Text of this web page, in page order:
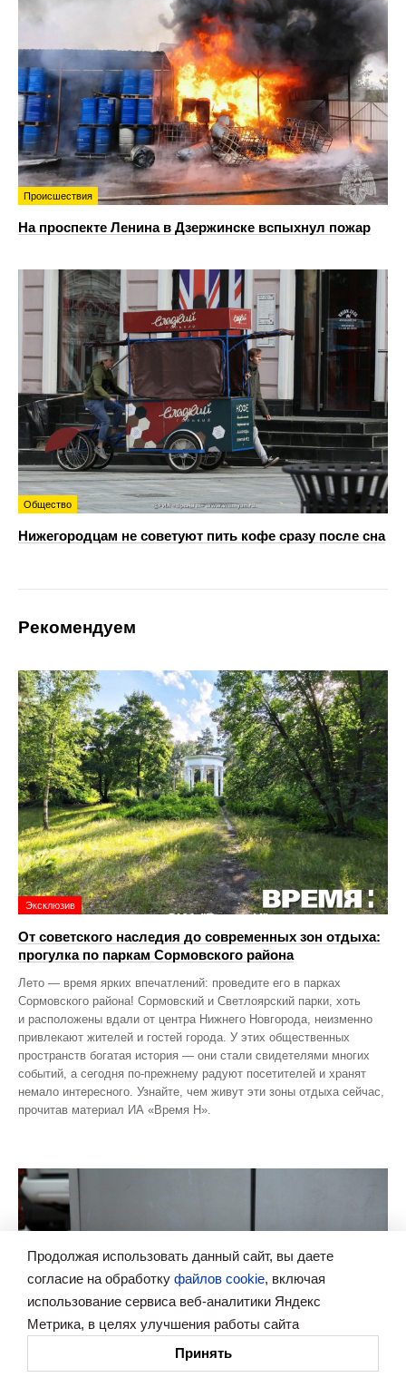
Происшествия
На проспекте Ленина в Дзержинске вспыхнул пожар
Общество
Нижегородцам не советуют пить кофе сразу после сна
Рекомендуем
Эксклюзив
От советского наследия до современных зон отдыха:
прогулка по паркам Сормовского района
Лето — время ярких впечатлений: проведите его в парках
Сормовского района! Сормовский и Светлоярский парки, хоть
и расположены вдали от центра Нижнего Новгорода, неизменно
привлекают жителей и гостей города. У этих общественных
пространств богатая история — они стали свидетелями многих
событий, а сегодня по‑прежнему радуют посетителей и хранят
немало интересного. Узнайте, чем живут эти зоны отдыха сейчас,
прочитав материал ИА «Время Н».
Продолжая использовать данный сайт, вы даете
согласие на обработку файлов cookie, включая
использование сервиса веб-аналитики Яндекс
Метрика, в целях улучшения работы сайта
Принять